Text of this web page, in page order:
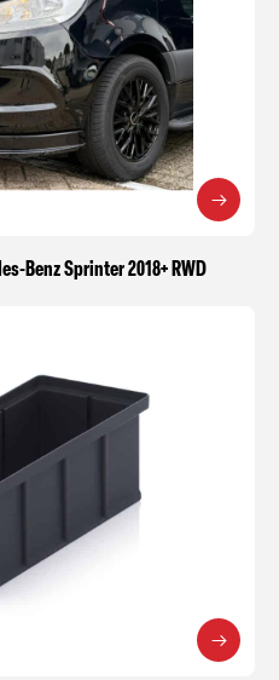
Benz Sprinter 2018+ RWD